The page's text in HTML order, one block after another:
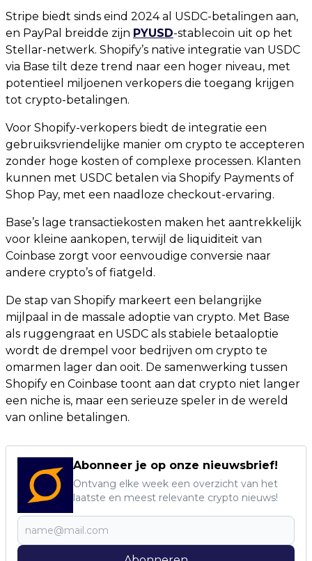
Stripe biedt sinds eind 2024 al USDC-betalingen aan,
en PayPal breidde zijn PYUSD-stablecoin uit op het
Stellar-netwerk. Shopify’s native integratie van USDC
via Base tilt deze trend naar een hoger niveau, met
potentieel miljoenen verkopers die toegang krijgen
tot crypto-betalingen.
Voor Shopify-verkopers biedt de integratie een
gebruiksvriendelijke manier om crypto te accepteren
zonder hoge kosten of complexe processen. Klanten
kunnen met USDC betalen via Shopify Payments of
Shop Pay, met een naadloze checkout-ervaring.
Base’s lage transactiekosten maken het aantrekkelijk
voor kleine aankopen, terwijl de liquiditeit van
Coinbase zorgt voor eenvoudige conversie naar
andere crypto’s of fiatgeld.
De stap van Shopify markeert een belangrijke
mijlpaal in de massale adoptie van crypto. Met Base
als ruggengraat en USDC als stabiele betaaloptie
wordt de drempel voor bedrijven om crypto te
omarmen lager dan ooit. De samenwerking tussen
Shopify en Coinbase toont aan dat crypto niet langer
een niche is, maar een serieuze speler in de wereld
van online betalingen.
Abonneer je op onze nieuwsbrief!
Ontvang elke week een overzicht van het
laatste en meest relevante crypto nieuws!